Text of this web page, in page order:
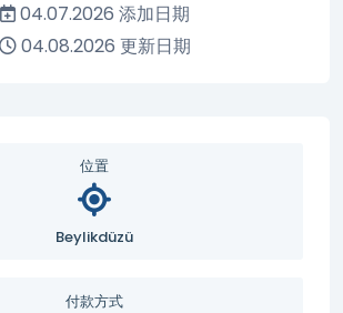
04.07.2026 添加日期
04.08.2026 更新日期
位置
Beylikdüzü
付款方式